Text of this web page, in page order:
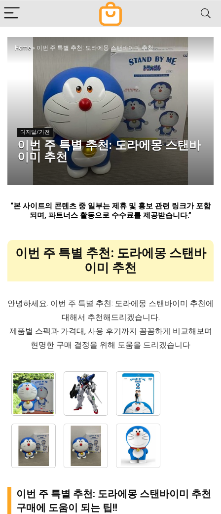
Home » 이번 주 특별 추천: 도라에몽 스탠바이미 추천
디지털/가전
이번 주 특별 추천: 도라에몽 스탠바
이미 추천
“본 사이트의 콘텐츠 중 일부는 제휴 및 홍보 관련 링크가 포함
되며, 파트너스 활동으로 수수료를 제공받습니다.”
이번 주 특별 추천: 도라에몽 스탠바
이미 추천
안녕하세요. 이번 주 특별 추천: 도라에몽 스탠바이미 추천에
대해서 추천해드리겠습니다.
제품별 스펙과 가격대, 사용 후기까지 꼼꼼하게 비교해보며
현명한 구매 결정을 위해 도움을 드리겠습니다
이번 주 특별 추천: 도라에몽 스탠바이미 추천
구매에 도움이 되는 팁!!